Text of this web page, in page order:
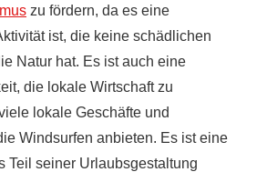
zu fördern, da es eine
ist, die keine schädlichen
Natur hat. Es ist auch eine
die lokale Wirtschaft zu
lokale Geschäfte und
Windsurfen anbieten. Es ist eine
Teil seiner Urlaubsgestaltung